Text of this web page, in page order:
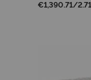
€1,390.71/